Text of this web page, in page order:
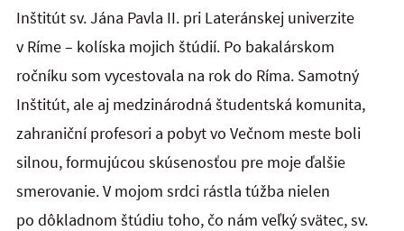
Inštitút sv. Jána Pavla II. pri Lateránskej univerzite
v Ríme – kolíska mojich štúdií. Po bakalárskom
ročníku som vycestovala na rok do Ríma. Samotný
Inštitút, ale aj medzinárodná študentská komunita,
zahraniční profesori a pobyt vo Večnom meste boli
silnou, formujúcou skúsenosťou pre moje ďalšie
smerovanie. V mojom srdci rástla túžba nielen
po dôkladnom štúdiu toho, čo nám veľký svätec, sv.